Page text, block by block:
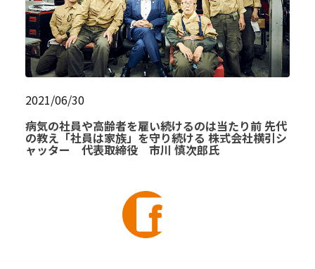
2021/06/30
病気の社員や高齢者を雇い続けるのは当たり前 先代
の教え「社員は家族」を守り続ける 株式会社横引シ
ャッター 代表取締役 市川 慎次郎氏